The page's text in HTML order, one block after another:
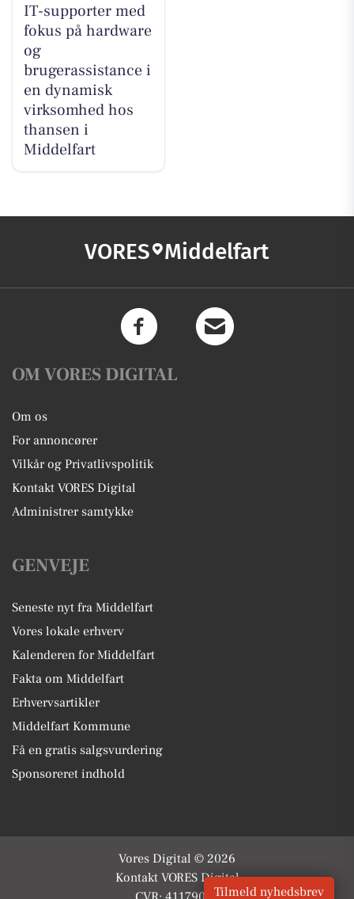
IT-supporter med
fokus på hardware
og
brugerassistance i
en dynamisk
virksomhed hos
thansen i
Middelfart
VORES Middelfart
OM VORES DIGITAL
Om os
For annoncører
Vilkår og Privatlivspolitik
Kontakt VORES Digital
Administrer samtykke
GENVEJE
Seneste nyt fra Middelfart
Vores lokale erhverv
Kalenderen for Middelfart
Fakta om Middelfart
Erhvervsartikler
Middelfart Kommune
Få en gratis salgsvurdering
Sponsoreret indhold
Vores Digital © 2026
Kontakt VORES Digital
Tilmeld nyhedsbrev